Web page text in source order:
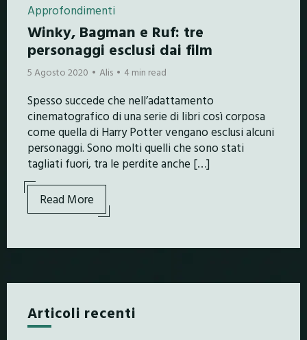
Approfondimenti
Winky, Bagman e Ruf: tre
personaggi esclusi dai film
5 Agosto 2020 Alis 4 min read
Spesso succede che nell’adattamento
cinematografico di una serie di libri così corposa
come quella di Harry Potter vengano esclusi alcuni
personaggi. Sono molti quelli che sono stati
tagliati fuori, tra le perdite anche […]
Read More
Articoli recenti